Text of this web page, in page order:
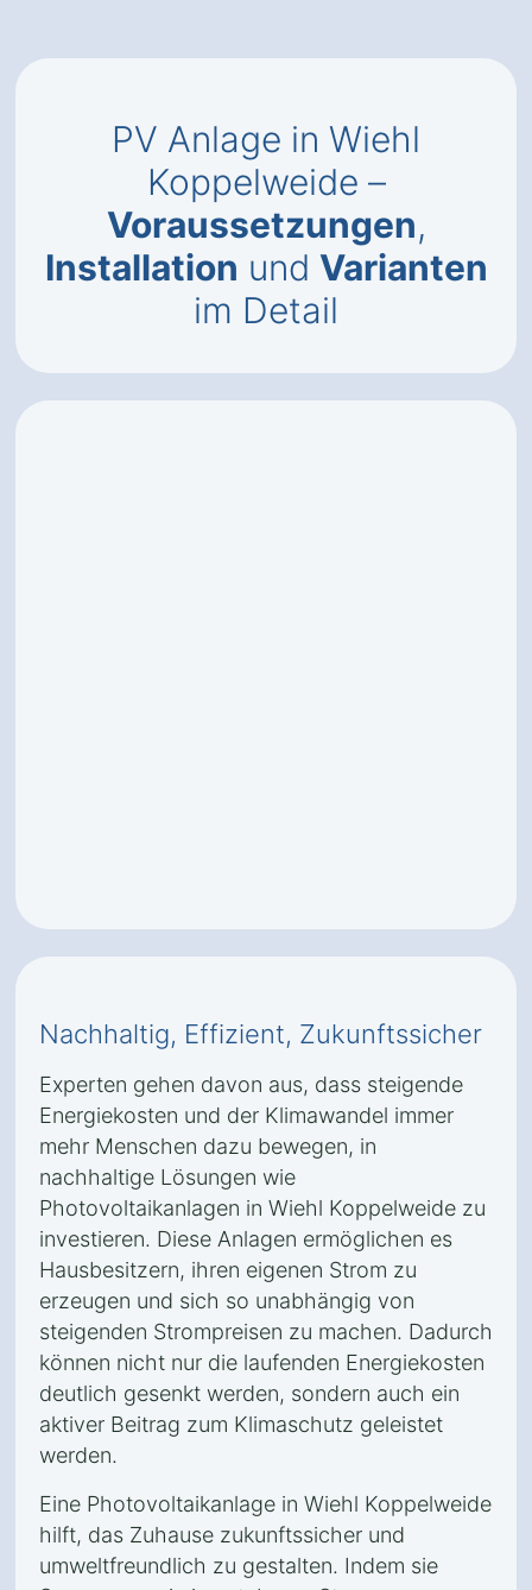
PV Anlage in Wiehl
Koppelweide –
Voraussetzungen,
Installation und Varianten
im Detail
Nachhaltig, Effizient, Zukunftssicher
Experten gehen davon aus, dass steigende
Energiekosten und der Klimawandel immer
mehr Menschen dazu bewegen, in
nachhaltige Lösungen wie
Photovoltaikanlagen in Wiehl Koppelweide zu
investieren. Diese Anlagen ermöglichen es
Hausbesitzern, ihren eigenen Strom zu
erzeugen und sich so unabhängig von
steigenden Strompreisen zu machen. Dadurch
können nicht nur die laufenden Energiekosten
deutlich gesenkt werden, sondern auch ein
aktiver Beitrag zum Klimaschutz geleistet
werden.
Eine Photovoltaikanlage in Wiehl Koppelweide
hilft, das Zuhause zukunftssicher und
umweltfreundlich zu gestalten. Indem sie